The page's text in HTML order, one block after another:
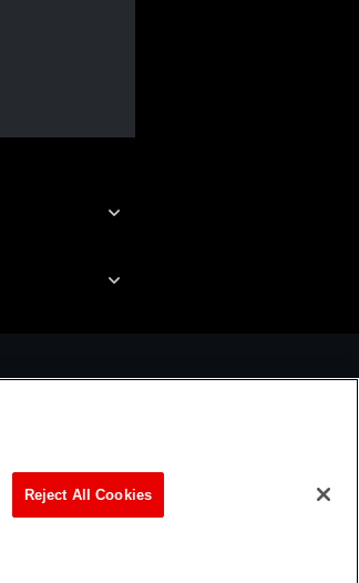
Reject All Cookies